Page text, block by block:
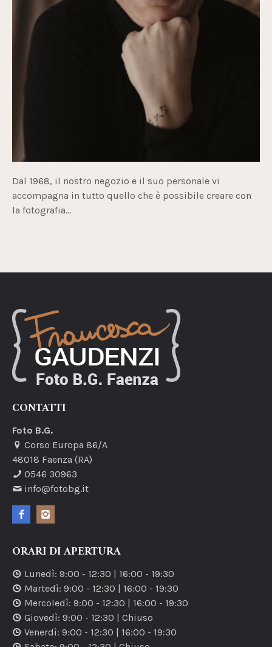
Dal 1968, il nostro negozio e il suo personale vi
accompagna in tutto quello che è possibile creare con
la fotografia...
CONTATTI
Foto B.G.
Corso Europa 86/A
48018 Faenza (RA)
0546 30963
info@fotobg.it
ORARI DI APERTURA
Lunedì: 9:00 - 12:30 | 16:00 - 19:30
Martedì: 9:00 - 12:30 | 16:00 - 19:30
Mercoledì: 9:00 - 12:30 | 16:00 - 19:30
Giovedì: 9:00 - 12:30 | Chiuso
Venerdì: 9:00 - 12:30 | 16:00 - 19:30